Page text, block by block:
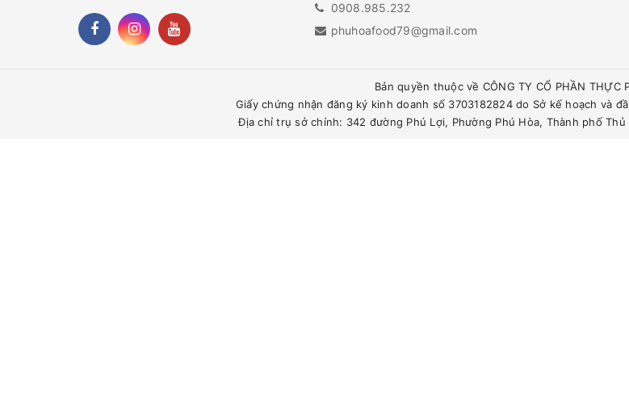
0908.985.232
phuhoafood79@gmail.com
Bản quyền thuộc về CÔNG TY CỔ PHẦN THỰC
Giấy chứng nhận đăng ký kinh doanh số 3703182824 do Sở kế hoạch và
Địa chỉ trụ sở chính: 342 đường Phú Lợi, Phường Phú Hòa, Thành phố